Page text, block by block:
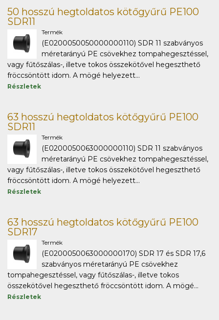
50 hosszú hegtoldatos kötőgyűrű PE100
SDR11
Termék
(E0200050050000000110) SDR 11 szabványos
méretarányú PE csövekhez tompahegesztéssel,
vagy fűtőszálas-, illetve tokos összekötővel hegeszthető
fröccsöntött idom. A mögé helyezett...
Részletek
63 hosszú hegtoldatos kötőgyűrű PE100
SDR11
Termék
(E0200050063000000110) SDR 11 szabványos
méretarányú PE csövekhez tompahegesztéssel,
vagy fűtőszálas-, illetve tokos összekötővel hegeszthető
fröccsöntött idom. A mögé helyezett...
Részletek
63 hosszú hegtoldatos kötőgyűrű PE100
SDR17
Termék
(E0200050063000000170) SDR 17 és SDR 17,6
szabványos méretarányú PE csövekhez
tompahegesztéssel, vagy fűtőszálas-, illetve tokos
összekötővel hegeszthető fröccsöntött idom. A mögé...
Részletek